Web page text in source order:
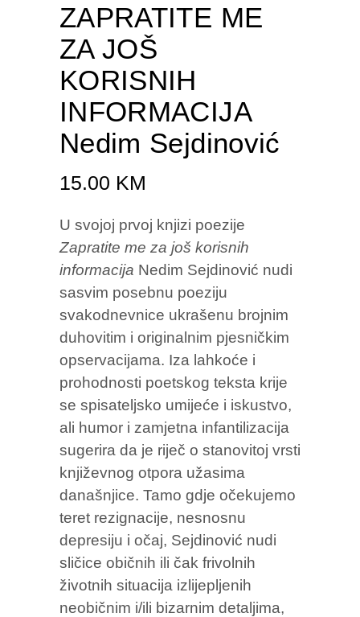
ZAPRATITE ME
ZA JOŠ
KORISNIH
INFORMACIJA
Nedim Sejdinović
15.00 KM
U svojoj prvoj knjizi poezije
Zapratite me za još korisnih
informacija Nedim Sejdinović nudi
sasvim posebnu poeziju
svakodnevnice ukrašenu brojnim
duhovitim i originalnim pjesničkim
opservacijama. Iza lahkoće i
prohodnosti poetskog teksta krije
se spisateljsko umijeće i iskustvo,
ali humor i zamjetna infantilizacija
sugerira da je riječ o stanovitoj vrsti
književnog otpora užasima
današnjice. Tamo gdje očekujemo
teret rezignacije, nesnosnu
depresiju i očaj, Sejdinović nudi
sličice običnih ili čak frivolnih
životnih situacija izlijepljenih
neobičnim i/ili bizarnim detaljima,